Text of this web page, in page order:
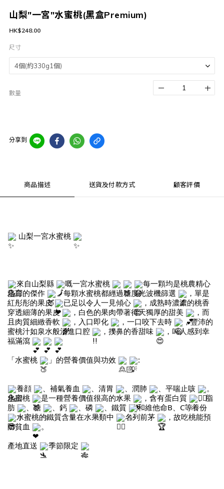
山梨"一宮"水蜜桃(黑盒Premium)
HK$248.00
尺寸
數量
分享到
商品描述 送貨及付款方式 顧客評價
山梨一宮水蜜桃
來自山梨縣 嘅一宮水蜜桃
每一顆均是桃農精心
培育的傑作
，每顆水蜜桃都經過糖度光波機篩選
，單是
紅彤彤的果皮
已足以令人一見傾心
，成熟時濃濃的桃香
穿透細薄的果皮
，白色的果肉帶著得天獨厚的甜美
，而
且肉質細緻香軟
，入口即化 ，一口咬下去時
，豐沛的
蜜桃汁如泉水般湧進口腔
，撲鼻的香甜味
，叫人感到幸
福滿瀉
「水蜜桃
」的營養價值與功效 :
養顔 、補氣養血 、清胃 、潤肺 、平喘止咳
。
水蜜桃
是一種營養價值很高的水果 ，含有蛋白質
、脂
肪
、糖 、鈣 、磷 、鐵質
和維他命B、C等養份
水蜜桃的鐵質含量在水果類中
名列前茅
，故吃桃能預
防貧血
。
產地直送
季節限定